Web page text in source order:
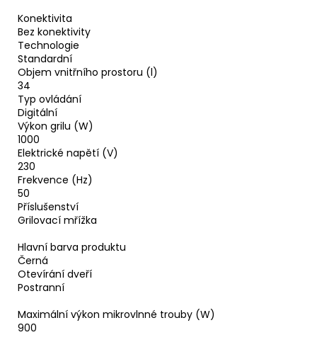
Konektivita
Bez konektivity
Technologie
Standardní
Objem vnitřního prostoru (l)
34
Typ ovládání
Digitální
Výkon grilu (W)
1000
Elektrické napětí (V)
230
Frekvence (Hz)
50
Příslušenství
Grilovací mřížka
Hlavní barva produktu
Černá
Otevírání dveří
Postranní
Maximální výkon mikrovlnné trouby (W)
900